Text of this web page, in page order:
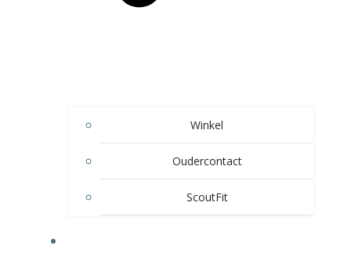
Winkel
Oudercontact
ScoutFit